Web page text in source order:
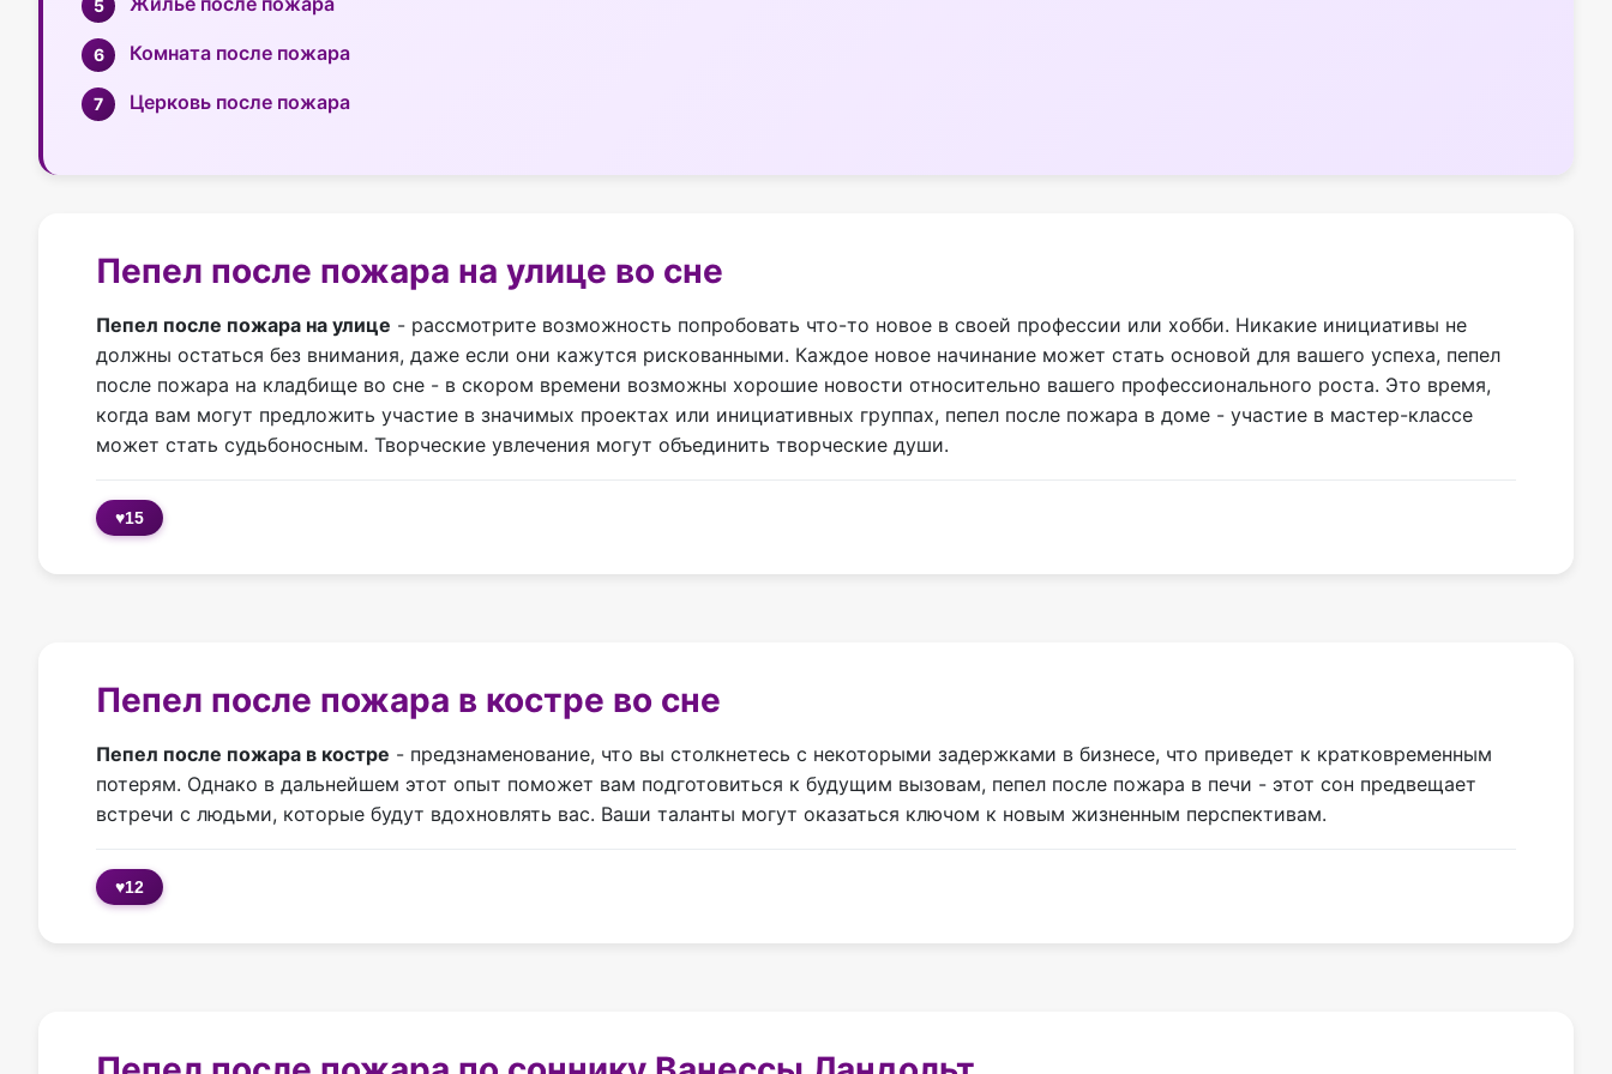
Комната после пожара
Церковь после пожара
Пепел после пожара на улице во сне
Пепел после пожара на улице - рассмотрите возможность попробовать что-то новое в своей профессии или хобби. Никакие инициативы не
должны остаться без внимания, даже если они кажутся рискованными. Каждое новое начинание может стать основой для вашего успеха, пепел
после пожара на кладбище во сне - в скором времени возможны хорошие новости относительно вашего профессионального роста. Это время,
когда вам могут предложить участие в значимых проектах или инициативных группах, пепел после пожара в доме - участие в мастер-классе
может стать судьбоносным. Творческие увлечения могут объединить творческие души.
♥15
Пепел после пожара в костре во сне
Пепел после пожара в костре - предзнаменование, что вы столкнетесь с некоторыми задержками в бизнесе, что приведет к кратковременным
потерям. Однако в дальнейшем этот опыт поможет вам подготовиться к будущим вызовам, пепел после пожара в печи - этот сон предвещает
встречи с людьми, которые будут вдохновлять вас. Ваши таланты могут оказаться ключом к новым жизненным перспективам.
♥12